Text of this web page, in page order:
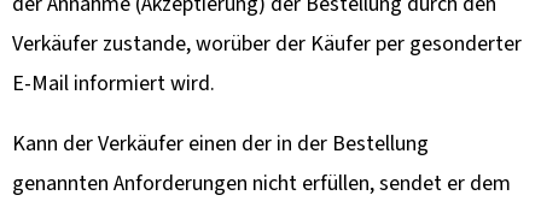
Verkäufer zustande, worüber der Käufer per gesonderter
E-Mail informiert wird.
Kann der Verkäufer einen der in der Bestellung
genannten Anforderungen nicht erfüllen, sendet er dem